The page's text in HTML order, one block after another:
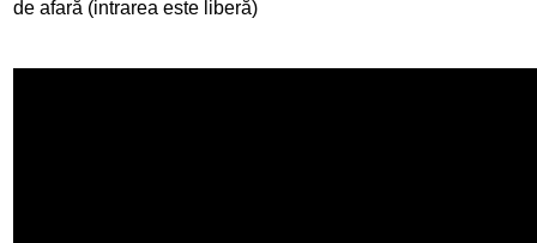
de afară (intrarea este liberă)